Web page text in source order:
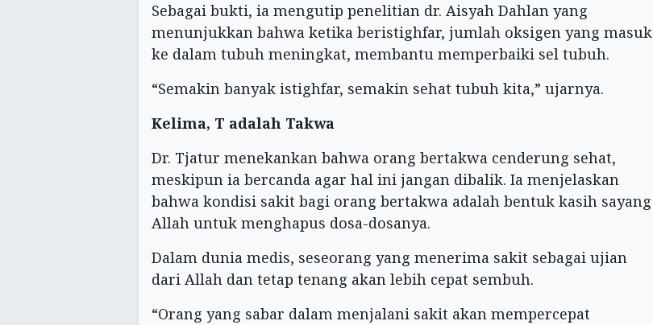
Sebagai bukti, ia mengutip penelitian dr. Aisyah Dahlan yang
menunjukkan bahwa ketika beristighfar, jumlah oksigen yang masuk
ke dalam tubuh meningkat, membantu memperbaiki sel tubuh.
“Semakin banyak istighfar, semakin sehat tubuh kita,” ujarnya.
Kelima, T adalah Takwa
Dr. Tjatur menekankan bahwa orang bertakwa cenderung sehat,
meskipun ia bercanda agar hal ini jangan dibalik. Ia menjelaskan
bahwa kondisi sakit bagi orang bertakwa adalah bentuk kasih sayang
Allah untuk menghapus dosa-dosanya.
Dalam dunia medis, seseorang yang menerima sakit sebagai ujian
dari Allah dan tetap tenang akan lebih cepat sembuh.
“Orang yang sabar dalam menjalani sakit akan mempercepat